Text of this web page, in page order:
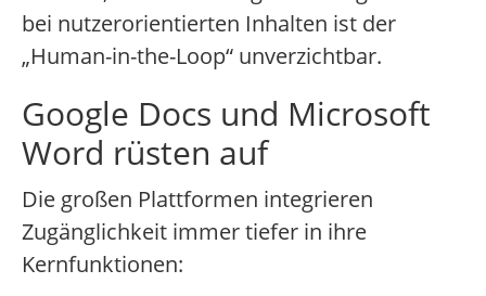
bei nutzerorientierten Inhalten ist der
„Human-in-the-Loop“ unverzichtbar.
Google Docs und Microsoft
Word rüsten auf
Die großen Plattformen integrieren
Zugänglichkeit immer tiefer in ihre
Kernfunktionen: